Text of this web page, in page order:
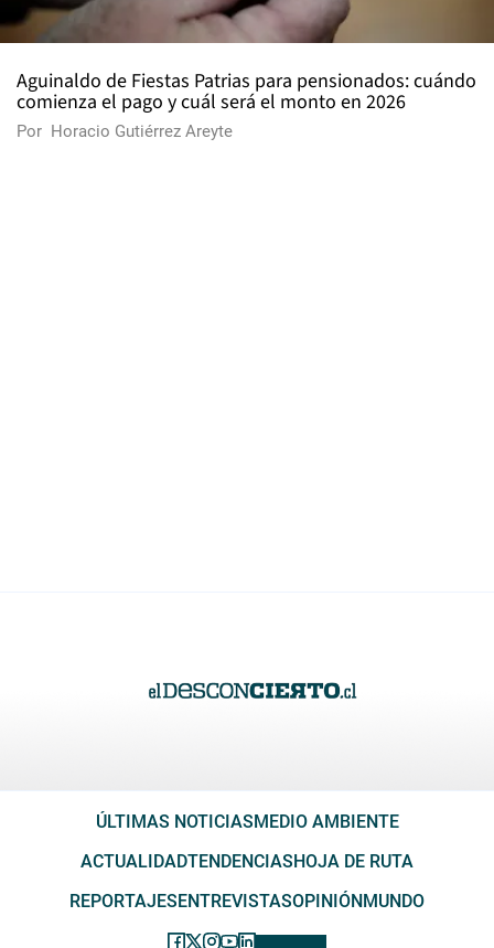
Aguinaldo de Fiestas Patrias para pensionados: cuándo
comienza el pago y cuál será el monto en 2026
Por Horacio Gutiérrez Areyte
ÚLTIMAS NOTICIAS MEDIO AMBIENTE
ACTUALIDADTENDENCIAS HOJA DE RUTA
REPORTAJES ENTREVISTASOPINIÓN MUNDO